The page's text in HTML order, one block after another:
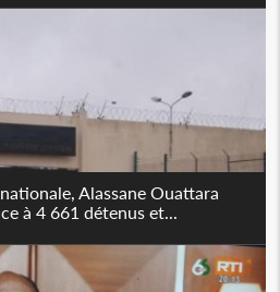
Alassane Ouattara
à 4 661 détenus et...